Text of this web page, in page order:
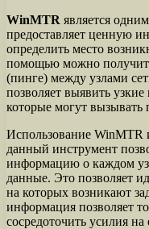
WinMTR является
предоставляет ценную
определить место
помощью можно
(пинге) между узлами
позволяет выявить
которые могут вызывать
Использование WinMTR
данный инструмент
информацию о каждом
данные. Это позволяет
на которых возникают
информация позволяет
сосредоточить усилия на